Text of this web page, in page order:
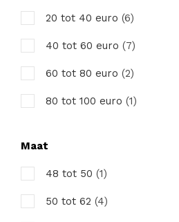
20 tot 40 euro (6)
40 tot 60 euro (7)
60 tot 80 euro (2)
80 tot 100 euro (1)
Maat
48 tot 50 (1)
50 tot 62 (4)